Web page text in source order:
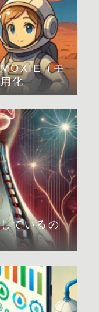
（モ
化
ているの